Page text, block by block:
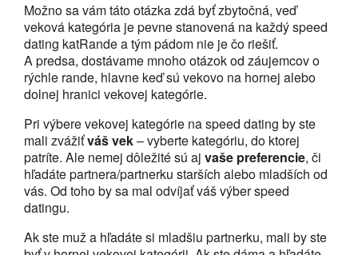
Možno sa vám táto otázka zdá byť zbytočná, veď
veková kategória je pevne stanovená na každý speed
dating katRande a tým pádom nie je čo riešiť.
A predsa, dostávame mnoho otázok od záujemcov o
rýchle rande, hlavne keď sú vekovo na hornej alebo
dolnej hranici vekovej kategórie.
Pri výbere vekovej kategórie na speed dating by ste
mali zvážiťváš vek– vyberte kategóriu, do ktorej
patríte. Ale nemej dôležité sú aj vaše preferencie, či
hľadáte partnera/partnerku starších alebo mladších od
vás. Od toho by sa mal odvíjať váš výber speed
datingu.
Ak ste muž a hľadáte si mladšiu partnerku, mali by ste